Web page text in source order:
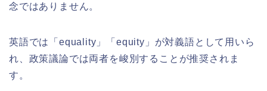
念ではありません。
英語では「equality」「equity」が対義語として用いら
れ、政策議論では両者を峻別することが推奨されま
す。